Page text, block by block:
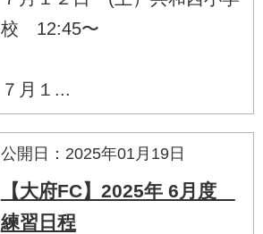
校 12:45〜
７月１...
公開日：2025年01月19日
【大府FC】2025年 6月度
練習日程